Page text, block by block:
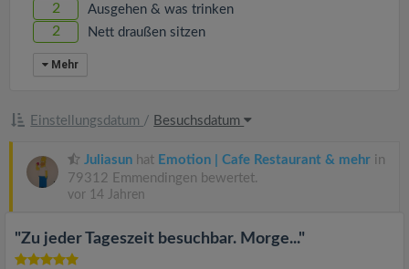
2 Ausgehen & was trinken
2 Nett draußen sitzen
Mehr
Einstellungsdatum / Besuchsdatum
Juliasun hat Emotion | Cafe Restaurant & mehr in
79312 Emmendingen bewertet.
vor 14 Jahren
"Zu jeder Tageszeit besuchbar. Morge..."